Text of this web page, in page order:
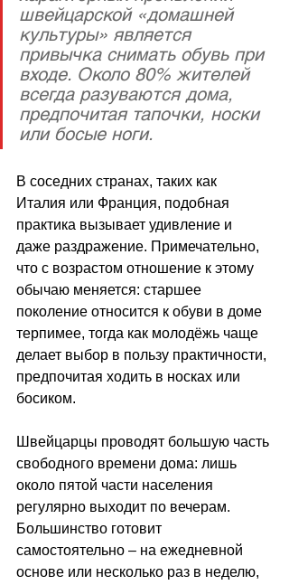
швейцарской «домашней
культуры» является
привычка снимать обувь при
входе. Около 80% жителей
всегда разуваются дома,
предпочитая тапочки, носки
или босые ноги.
В соседних странах, таких как
Италия или Франция, подобная
практика вызывает удивление и
даже раздражение. Примечательно,
что с возрастом отношение к этому
обычаю меняется: старшее
поколение относится к обуви в доме
терпимее, тогда как молодёжь чаще
делает выбор в пользу практичности,
предпочитая ходить в носках или
босиком.
Швейцарцы проводят большую часть
свободного времени дома: лишь
около пятой части населения
регулярно выходит по вечерам.
Большинство готовит
самостоятельно – на ежедневной
основе или несколько раз в неделю,